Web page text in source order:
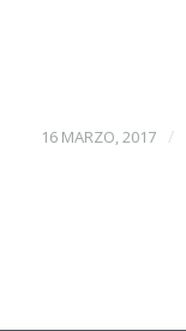
16 MARZO, 2017 /